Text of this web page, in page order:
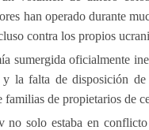
han operado durante
contra los propios
sumergida oficialmente
y la falta de disposición
familias de propietarios de
no solo estaba en